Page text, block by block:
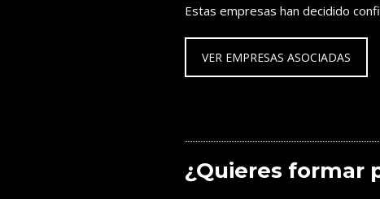
Estas empresas han decidido
VER EMPRESAS ASOCIADAS
¿Quieres formar